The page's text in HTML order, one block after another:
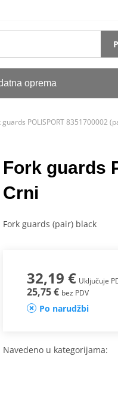
oprema
guards POLISPORT 8351700002
Fork guards
Crni
Fork guards (pair) black
32,19 € Uključuje
25,75 € bez PDV
Po narudžbi
Navedeno u kategorijama: